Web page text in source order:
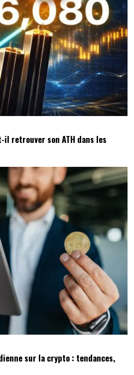
retrouver son ATH dans les
sur la crypto : tendances,